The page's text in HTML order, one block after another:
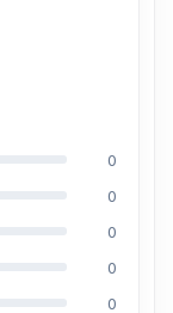
0
0
0
0
0